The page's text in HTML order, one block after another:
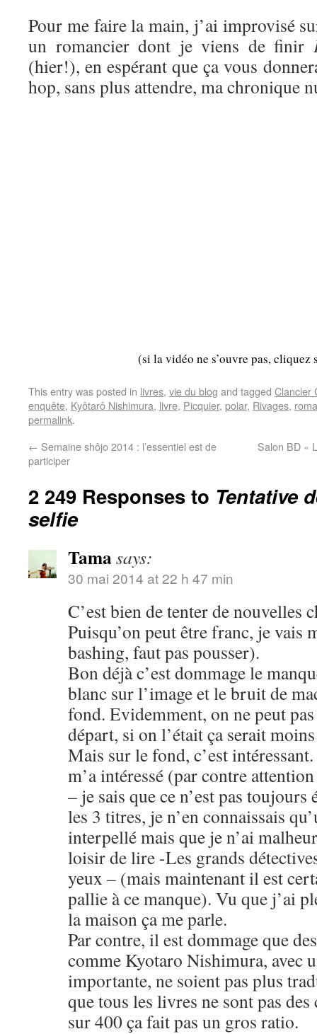
Pour me faire la main, j’ai improvisé
un romancier dont je viens de finir
(hier!), en espérant que ça vous
hop, sans plus attendre, ma chronique
(si la vidéo ne s’ouvre pas, cliquez
This entry was posted in livres, vie du blog and tagged Clancier
enquête, Kyôtarô Nishimura, livre, Picquier, polar, Rivages,
permalink.
← Semaine shôjo 2014 : l’essentiel est de
participer
Salon BD «
2 249 Responses to Tentative
selfie
Tamasays:
30 mai 2014 at 22 h 47 min
C’est bien de tenter de nouvelles
Puisqu’on peut être franc, je vais
bashing, faut pas pousser).
Bon déjà c’est dommage le
blanc sur l’image et le bruit de
fond. Evidemment, on ne peut
départ, si on l’était ça serait
Mais sur le fond, c’est
m’a intéressé (par contre
– je sais que ce n’est pas
les 3 titres, je n’en connaissais
interpellé mais que je n’ai
loisir de lire -Les grands
yeux – (mais maintenant il est
pallie à ce manque). Vu que j’ai
la maison ça me parle.
Par contre, il est dommage que
comme Kyotaro Nishimura, avec
importante, ne soient pas plus
que tous les livres ne sont pas
sur 400 ça fait pas un gros ratio.